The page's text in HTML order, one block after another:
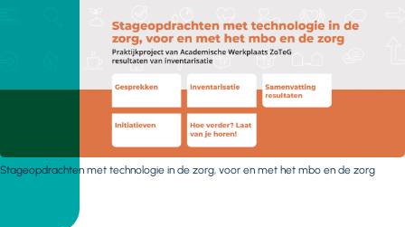
Stageopdrachten met technologie in de zorg, voor en met het mbo en de zorg